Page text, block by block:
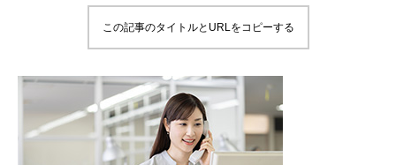
この記事のタイトルとURLをコピーする